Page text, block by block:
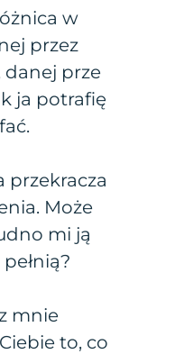
w
przez
danej prze
ja potrafię
przekracza
Może
mi ją
mnie
to, co